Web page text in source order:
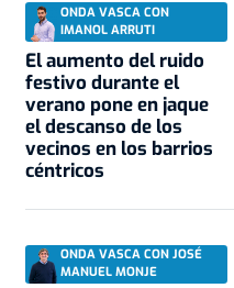
ONDA VASCA CON
IMANOL ARRUTI
El aumento del ruido
festivo durante el
verano pone en jaque
el descanso de los
vecinos en los barrios
céntricos
ONDA VASCA CON JOSÉ
MANUEL MONJE